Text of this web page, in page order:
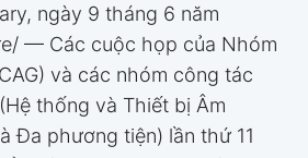
ngày 9 tháng 6 năm
— Các cuộc họp của Nhóm
và các nhóm công tác
thống và Thiết bị Âm
Đa phương tiện) lần thứ 11